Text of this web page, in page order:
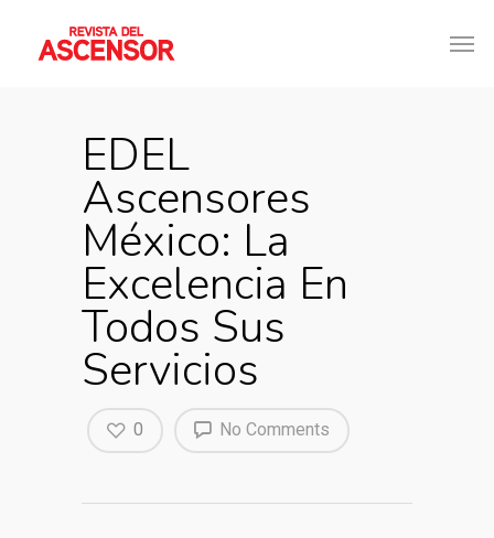
EDEL
Ascensores
México: La
Excelencia En
Todos Sus
Servicios
No Comments
0